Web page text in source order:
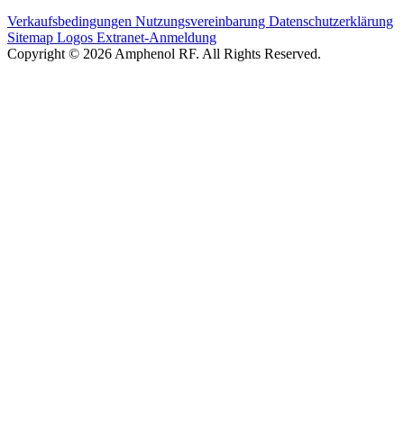
Verkaufsbedingungen Nutzungsvereinbarung Datenschutzerklärung
Sitemap Logos Extranet-Anmeldung
Copyright © 2026 Amphenol RF. All Rights Reserved.